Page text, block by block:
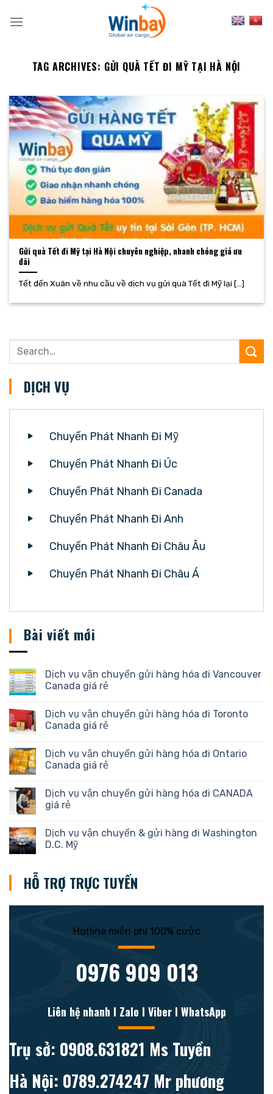
TAG ARCHIVES: GỬI QUÀ TẾT ĐI MỸ TẠI HÀ NỘI
Gửi quà Tết đi Mỹ tại Hà Nội chuyên nghiệp, nhanh chóng giá ưu
đãi
Tết đến Xuân về nhu cầu về dịch vụ gửi quà Tết đi Mỹ lại [...]
DỊCH VỤ
Chuyển Phát Nhanh Đi Mỹ
Chuyển Phát Nhanh Đi Úc
Chuyển Phát Nhanh Đi Canada
Chuyển Phát Nhanh Đi Anh
Chuyển Phát Nhanh Đi Châu Âu
Chuyển Phát Nhanh Đi Châu Á
Bài viết mới
Dịch vụ vận chuyển gửi hàng hóa đi Vancouver
Canada giá rẻ
Dịch vụ vận chuyển gửi hàng hóa đi Toronto
Canada giá rẻ
Dịch vụ vận chuyển gửi hàng hóa đi Ontario
Canada giá rẻ
Dịch vụ vận chuyển gửi hàng hóa đi CANADA
giá rẻ
Dịch vụ vận chuyển & gửi hàng đi Washington
D.C. Mỹ
HỖ TRỢ TRỰC TUYẾN
Hotline miễn phí 100% cước
0976 909 013
Liên hệ nhanh l Zalo l Viber l WhatsApp
Trụ sở: 0908.631821 Ms Tuyền
Hà Nội: 0789.274247 Mr phương